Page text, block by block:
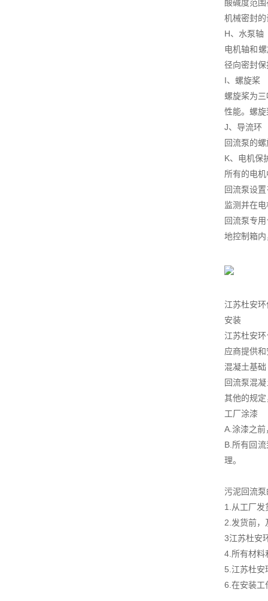
酸碱度范
机械密封
H、水泵轴
电机轴和
径向密封
I、螺旋桨
螺旋桨为
性能。螺
J、导流环
回流泵的
K、电机保
所有的电
回流泵设
监测并在
回流泵专
地控制箱
江苏杜安
安装
江苏杜安
应商提供
混凝土基础
回流泵混
其他的规
工厂涂漆
A.涂漆之
B.所有回
理。
污泥回流
1.从工厂发
2.发货前，
3江苏杜安
4.所有材料
5.江苏杜安
6.在安装工